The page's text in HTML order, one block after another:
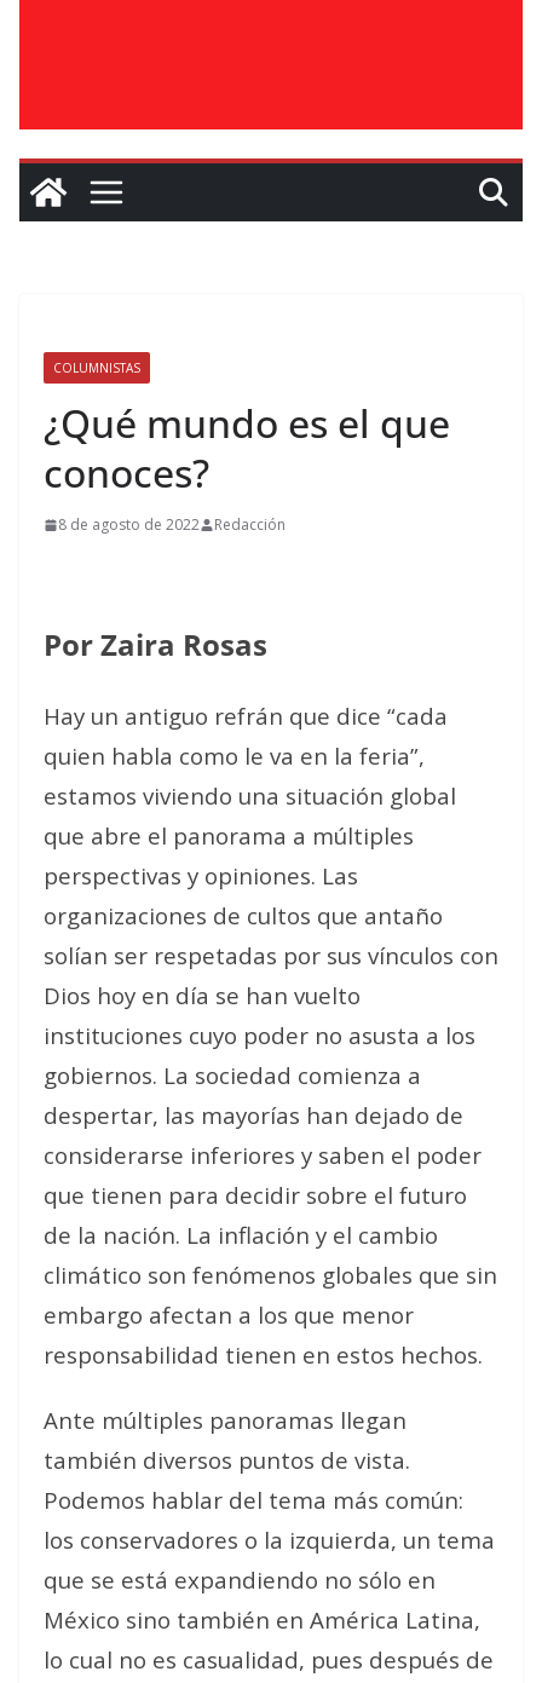
COLUMNISTAS
¿Qué mundo es el que
conoces?
8 de agosto de 2022 Redacción
Por Zaira Rosas
Hay un antiguo refrán que dice “cada
quien habla como le va en la feria”,
estamos viviendo una situación global
que abre el panorama a múltiples
perspectivas y opiniones. Las
organizaciones de cultos que antaño
solían ser respetadas por sus vínculos con
Dios hoy en día se han vuelto
instituciones cuyo poder no asusta a los
gobiernos. La sociedad comienza a
despertar, las mayorías han dejado de
considerarse inferiores y saben el poder
que tienen para decidir sobre el futuro
de la nación. La inflación y el cambio
climático son fenómenos globales que sin
embargo afectan a los que menor
responsabilidad tienen en estos hechos.
Ante múltiples panoramas llegan
también diversos puntos de vista.
Podemos hablar del tema más común:
los conservadores o la izquierda, un tema
que se está expandiendo no sólo en
México sino también en América Latina,
lo cual no es casualidad, pues después de